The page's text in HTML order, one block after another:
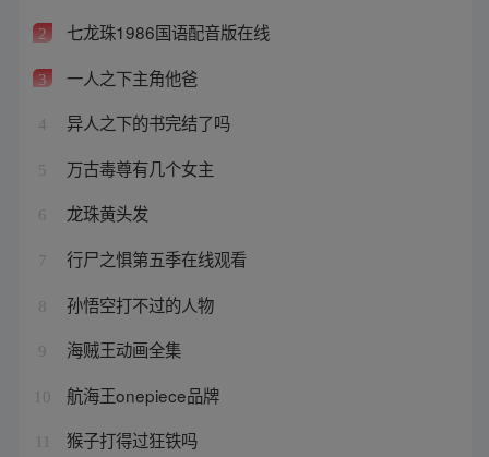
2 七龙珠1986国语配音版在线
3 一人之下主角他爸
4 异人之下的书完结了吗
5 万古毒尊有几个女主
6 龙珠黄头发
7 行尸之惧第五季在线观看
8 孙悟空打不过的人物
9 海贼王动画全集
10 航海王onepiece品牌
猴子打得过狂铁吗